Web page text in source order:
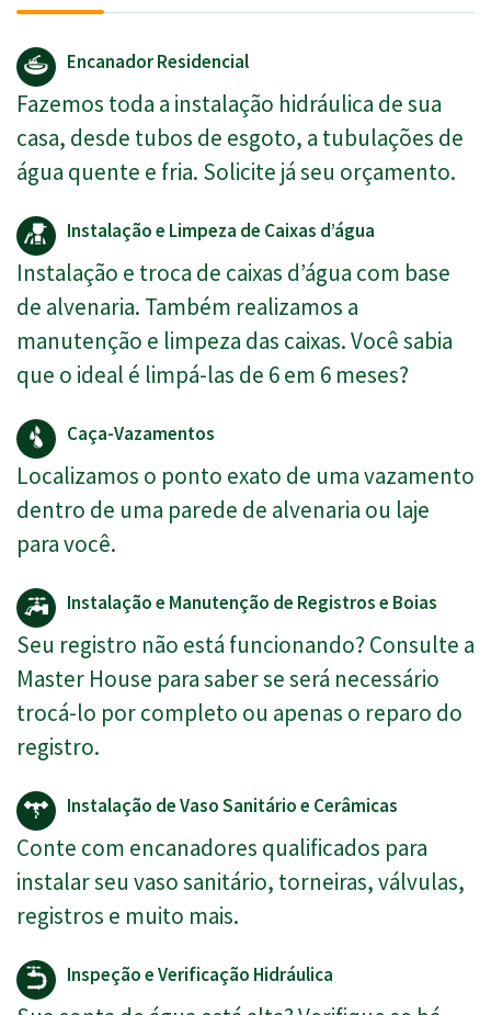
Encanador Residencial
Fazemos toda a instalação hidráulica de sua
casa, desde tubos de esgoto, a tubulações de
água quente e fria. Solicite já seu orçamento.
Instalação e Limpeza de Caixas d’água
Instalação e troca de caixas d’água com base
de alvenaria. Também realizamos a
manutenção e limpeza das caixas. Você sabia
que o ideal é limpá-las de 6 em 6 meses?
Caça-Vazamentos
Localizamos o ponto exato de uma vazamento
dentro de uma parede de alvenaria ou laje
para você.
Instalação e Manutenção de Registros e Boias
Seu registro não está funcionando? Consulte a
Master House para saber se será necessário
trocá-lo por completo ou apenas o reparo do
registro.
Instalação de Vaso Sanitário e Cerâmicas
Conte com encanadores qualificados para
instalar seu vaso sanitário, torneiras, válvulas,
registros e muito mais.
Inspeção e Verificação Hidráulica